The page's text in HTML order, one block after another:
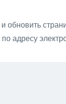
обновить
адресу